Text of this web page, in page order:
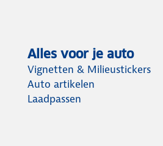
Alles voor je auto
Vignetten & Milieustickers
Auto artikelen
Laadpassen